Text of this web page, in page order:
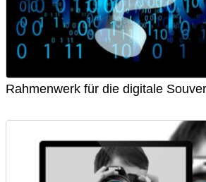
Rahmenwerk für die digitale